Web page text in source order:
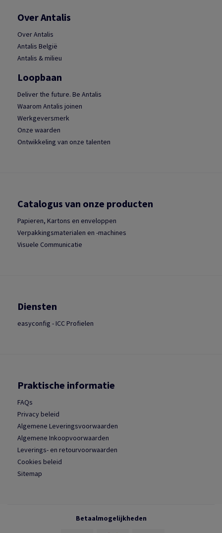
Over Antalis
Over Antalis
Antalis België
Antalis & milieu
Loopbaan
Deliver the future. Be Antalis
Waarom Antalis joinen
Werkgeversmerk
Onze waarden
Ontwikkeling van onze talenten
Catalogus van onze producten
Papieren, Kartons en enveloppen
Verpakkingsmaterialen en -machines
Visuele Communicatie
Diensten
easyconfig - ICC Profielen
Praktische informatie
FAQs
Privacy beleid
Algemene Leveringsvoorwaarden
Algemene Inkoopvoorwaarden
Leverings- en retourvoorwaarden
Cookies beleid
Sitemap
Betaalmogelijkheden